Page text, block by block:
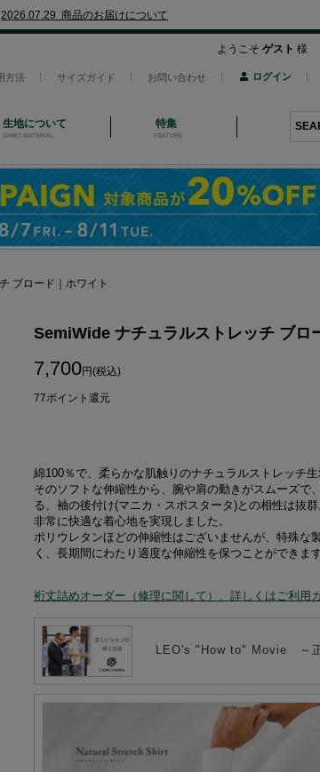
2026.07.29 商品のお届けについて
ようこそ ゲスト 様
方法 サイズガイド お問い合わせ ログイン
生地について
SHIRT MATERIAL
特集
FEATURE
ブロード｜ホワイト
SemiWide ナチュラルストレッチ ブロ
7,700円(税込)
77ポイント還元
綿100％で、柔らかな肌触りのナチュラルストレッチ生
そのソフトな伸縮性から、腕や肩の動きがスムーズで
る、袖の後付け(マニカ・スポスタータ)との相性は抜群
非常に快適な着心地を実現しました。
ポリウレタンほどの伸縮性はございませんが、特殊な
く、長期間にわたり適度な伸縮性を保つことができます
裄丈詰めオーダー（修理に関して）、詳しくはご利用
LEO's "How to" Movie ～正